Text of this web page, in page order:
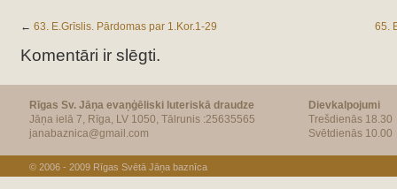
← 63. E.Grīslis. Pārdomas par 1.Kor.1-29 65.
Komentāri ir slēgti.
Rīgas Sv. Jāņa evaņģēliski luteriskā draudze
Jāņa ielā 7, Rīga, LV 1050, Tālrunis :25635565
janabaznica@gmail.com
Dievkalpojumi
Trešdienās 18.30
Svētdienās 10.00
© 2006 - 2009 Rīgas Svētā Jāņa baznīca